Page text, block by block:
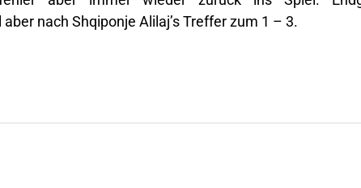
nach Shqiponje Alilaj’s Treffer zum 1 – 3.